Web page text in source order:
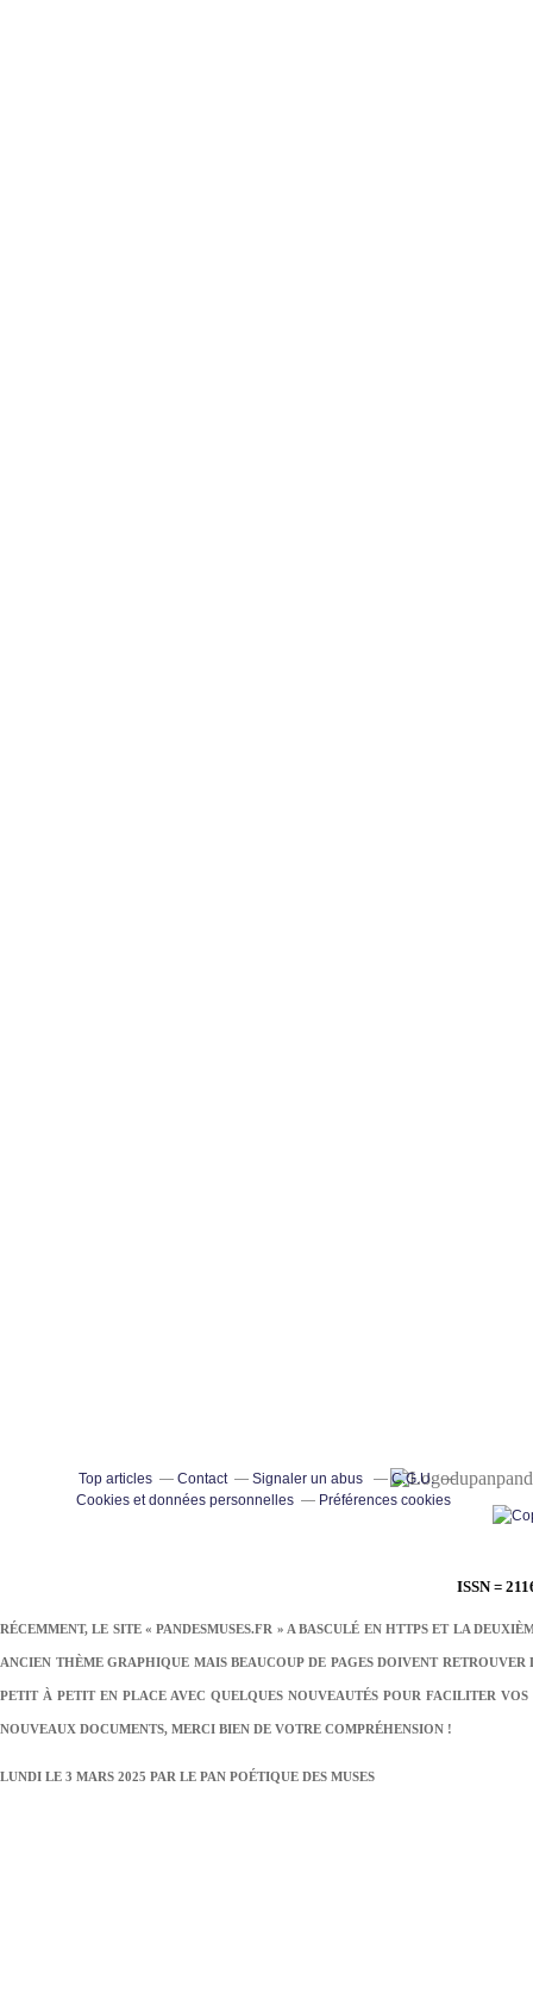
ISSN =
RÉCEMMENT, LE SITE « PANDESMUSES.FR » A BASCULÉ EN HTTPS ET LA
ANCIEN THÈME GRAPHIQUE MAIS BEAUCOUP DE PAGES DOIVENT
PETIT À PETIT EN PLACE AVEC QUELQUES NOUVEAUTÉS POUR FACILITER
NOUVEAUX DOCUMENTS, MERCI BIEN DE VOTRE COMPRÉHENSION !
LUNDI LE 3 MARS 2025 PAR LE PAN POÉTIQUE DES MUSES
Top articles Contact Signaler un abus
C.G.U.
Cookies et données personnelles
Préférences cookies